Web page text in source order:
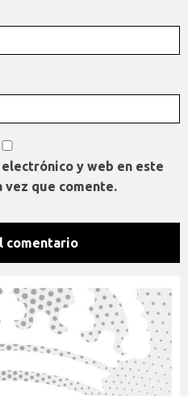
y web en este
vez que comente.